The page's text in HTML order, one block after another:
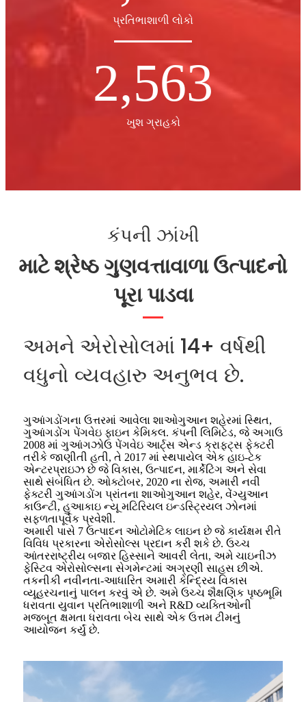
પ્રતિભાશાળી લોકો
2,563
ખુશ ગ્રાહકો
કંપની ઝાંખી
માટે શ્રેષ્ઠ ગુણવત્તાવાળા ઉત્પાદનો
પૂરા પાડવા
અમને એરોસોલમાં 14+ વર્ષથી
વધુનો વ્યવહારુ અનુભવ છે.
ગુઆંગડોંગના ઉત્તરમાં આવેલા શાઓગુઆન શહેરમાં સ્થિત,
ગુઆંગડોંગ પેંગવેઇ ફાઇન કેમિકલ. કંપની લિમિટેડ, જે અગાઉ
2008 માં ગુઆંગઝોઉ પેંગવેઇ આર્ટ્સ એન્ડ ક્રાફ્ટ્સ ફેક્ટરી
તરીકે જાણીતી હતી, તે 2017 માં સ્થપાયેલ એક હાઇ-ટેક
એન્ટરપ્રાઇઝ છે જે વિકાસ, ઉત્પાદન, માર્કેટિંગ અને સેવા
સાથે સંબંધિત છે. ઓક્ટોબર, 2020 ના રોજ, અમારી નવી
ફેક્ટરી ગુઆંગડોંગ પ્રાંતના શાઓગુઆન શહેર, વેંગ્યુઆન
કાઉન્ટી, હુઆકાઇ ન્યૂ મટિરિયલ ઇન્ડસ્ટ્રિયલ ઝોનમાં
સફળતાપૂર્વક પ્રવેશી.
અમારી પાસે 7 ઉત્પાદન ઓટોમેટિક લાઇન છે જે કાર્યક્ષમ રીતે
વિવિધ પ્રકારના એરોસોલ્સ પ્રદાન કરી શકે છે. ઉચ્ચ
આંતરરાષ્ટ્રીય બજાર હિસ્સાને આવરી લેતા, અમે ચાઇનીઝ
ફેસ્ટિવ એરોસોલ્સના સેગમેન્ટમાં અગ્રણી સાહસ છીએ.
તકનીકી નવીનતા-આધારિત અમારી કેન્દ્રિય વિકાસ
વ્યૂહરચનાનું પાલન કરવું એ છે. અમે ઉચ્ચ શૈક્ષણિક પૃષ્ઠભૂમિ
ધરાવતા યુવાન પ્રતિભાશાળી અને R&D વ્યક્તિઓની
મજબૂત ક્ષમતા ધરાવતા બેચ સાથે એક ઉત્તમ ટીમનું
આયોજન કર્યું છે.